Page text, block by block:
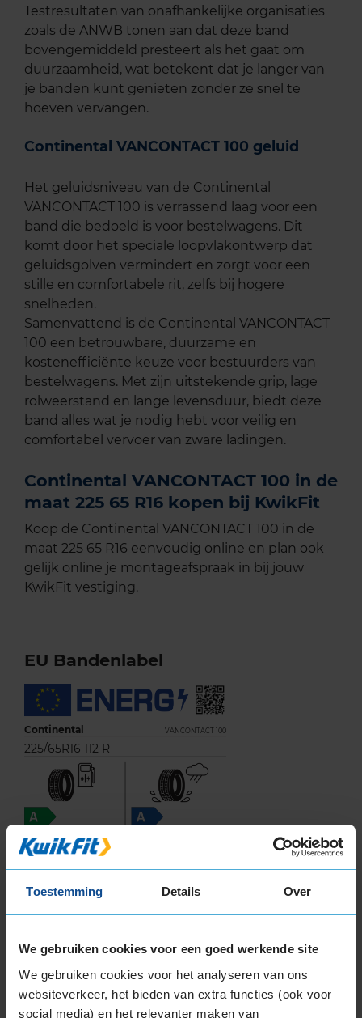
Toestemming Details Over
We gebruiken cookies voor een goed werkende site
We gebruiken cookies voor het analyseren van ons
websiteverkeer, het bieden van extra functies (ook voor
social media) en het relevanter maken van
Testresultaten van onafhankelijke organisaties
zoals de ANWB tonen aan dat deze band
bovengemiddeld presteert als het gaat om
duurzaamheid, wat betekent dat je langer van
je banden kunt genieten zonder ze snel te
hoeven vervangen.
Continental VANCONTACT 100 geluid
Het geluidsniveau van de Continental
VANCONTACT 100 is verrassend laag voor een
band die bedoeld is voor bestelwagens. Dit
komt door het speciale loopvlakontwerp dat
geluidsgolven vermindert en zorgt voor een
stille en comfortabele rit, zelfs bij hogere
snelheden.
Samenvattend is de Continental VANCONTACT
100 een betrouwbare, duurzame en
kostenefficiënte keuze voor bestuurders van
bestelwagens. Met zijn uitstekende grip, lage
rolweerstand en lange levensduur, biedt deze
band alles wat je nodig hebt voor veilig en
comfortabel vervoer van zware ladingen.
Continental VANCONTACT 100 in de
maat 225 65 R16 kopen bij KwikFit
Koop de Continental VANCONTACT 100 in de
maat 225 65 R16 eenvoudig online en plan ook
gelijk online je montageafspraak in bij jouw
KwikFit vestiging.
EU Bandenlabel
Continental VANCONTACT 100
225/65R16 112 R
B
72
ABC